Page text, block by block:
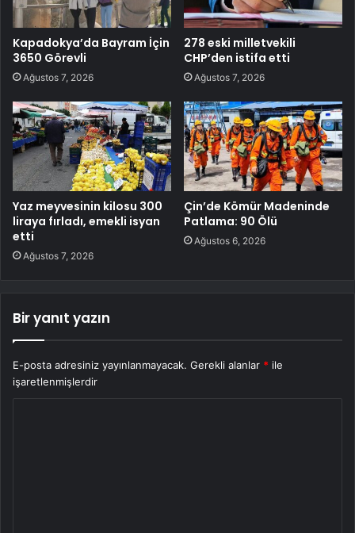
Kapadokya’da Bayram İçin
3650 Görevli
Ağustos 7, 2026
278 eski milletvekili
CHP’den istifa etti
Ağustos 7, 2026
Yaz meyvesinin kilosu 300
liraya fırladı, emekli isyan
etti
Ağustos 7, 2026
Çin’de Kömür Madeninde
Patlama: 90 Ölü
Ağustos 6, 2026
Bir yanıt yazın
E-posta adresiniz yayınlanmayacak. Gerekli alanlar * ile
işaretlenmişlerdir